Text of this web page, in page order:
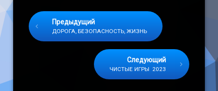
Предыдущий
ДОРОГА, БЕЗОПАСНОСТЬ, ЖИЗНЬ
Следующий
ЧИСТЫЕ ИГРЫ 2023